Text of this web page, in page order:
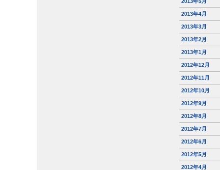
2013年4月
2013年3月
2013年2月
2013年1月
2012年12月
2012年11月
2012年10月
2012年9月
2012年8月
2012年7月
2012年6月
2012年5月
2012年4月